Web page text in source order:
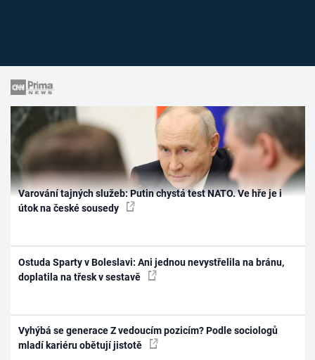
Varování tajných služeb: Putin chystá test NATO. Ve hře je i
útok na české sousedy
Ostuda Sparty v Boleslavi: Ani jednou nevystřelila na bránu,
doplatila na třesk v sestavě
Vyhýbá se generace Z vedoucím pozicím? Podle sociologů
mladí kariéru obětují jistotě